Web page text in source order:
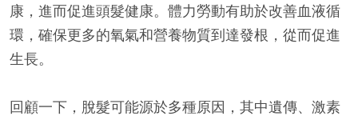
康，進而促進頭髮健康。體力勞動有助於改善血液循
環，確保更多的氧氣和營養物質到達發根，從而促進
生長。
回顧一下，脫髮可能源於多種原因，其中遺傳、激素